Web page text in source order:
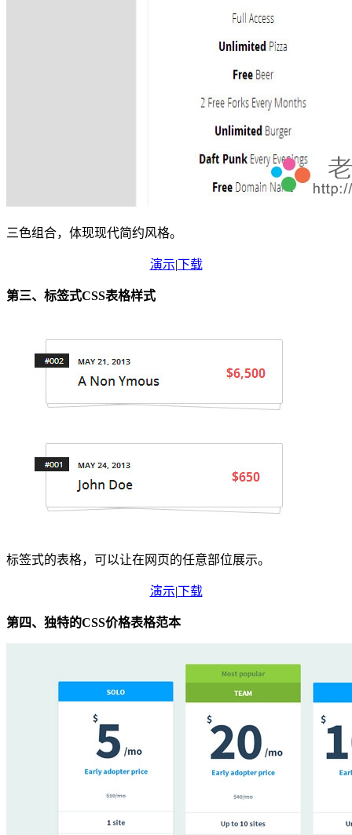
三色组合，体现现代简约风格。
演示|下载
第三、标签式CSS表格样式
标签式的表格，可以让在网页的任意部位展示。
演示|下载
第四、独特的CSS价格表格范本